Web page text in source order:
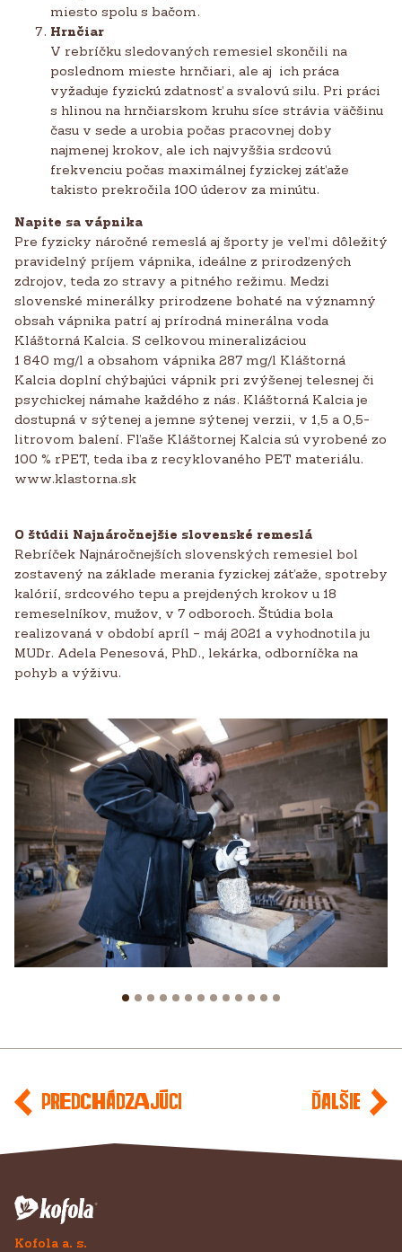
miesto spolu s bačom.
Hrnčiar
V rebríčku sledovaných remesiel skončili na
poslednom mieste hrnčiari, ale aj ich práca
vyžaduje fyzickú zdatnosť a svalovú silu. Pri práci
s hlinou na hrnčiarskom kruhu síce strávia väčšinu
času v sede a urobia počas pracovnej doby
najmenej krokov, ale ich najvyššia srdcovú
frekvenciu počas maximálnej fyzickej záťaže
takisto prekročila 100 úderov za minútu.
Napite sa vápnika
Pre fyzicky náročné remeslá aj športy je veľmi dôležitý
pravidelný príjem vápnika, ideálne z prirodzených
zdrojov, teda zo stravy a pitného režimu. Medzi
slovenské minerálky prirodzene bohaté na významný
obsah vápnika patrí aj prírodná minerálna voda
Kláštorná Kalcia. S celkovou mineralizáciou
1 840 mg/l a obsahom vápnika 287 mg/l Kláštorná
Kalcia doplní chýbajúci vápnik pri zvýšenej telesnej či
psychickej námahe každého z nás. Kláštorná Kalcia je
dostupná v sýtenej a jemne sýtenej verzii, v 1,5 a 0,5-
litrovom balení. Fľaše Kláštornej Kalcia sú vyrobené zo
100 % rPET, teda iba z recyklovaného PET materiálu.
www.klastorna.sk
O štúdii Najnáročnejšie slovenské remeslá
Rebríček Najnáročnejších slovenských remesiel bol
zostavený na základe merania fyzickej záťaže, spotreby
kalórií, srdcového tepu a prejdených krokov u 18
remeselníkov, mužov, v 7 odboroch. Štúdia bola
realizovaná v období apríl – máj 2021 a vyhodnotila ju
MUDr. Adela Penesová, PhD., lekárka, odborníčka na
pohyb a výživu.
Predchádzajúci Ďalšie
Kofola a. s.